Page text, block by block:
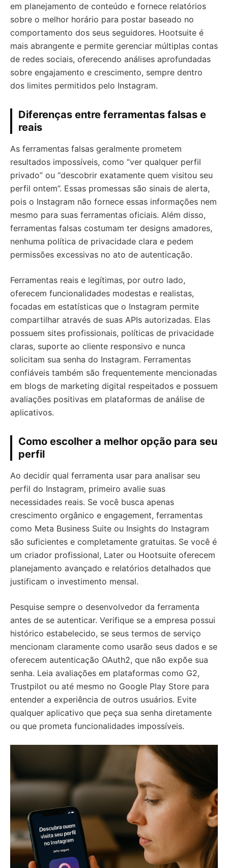
em planejamento de conteúdo e fornece relatórios
sobre o melhor horário para postar baseado no
comportamento dos seus seguidores. Hootsuite é
mais abrangente e permite gerenciar múltiplas contas
de redes sociais, oferecendo análises aprofundadas
sobre engajamento e crescimento, sempre dentro
dos limites permitidos pelo Instagram.
Diferenças entre ferramentas falsas e
reais
As ferramentas falsas geralmente prometem
resultados impossíveis, como “ver qualquer perfil
privado” ou “descobrir exatamente quem visitou seu
perfil ontem”. Essas promessas são sinais de alerta,
pois o Instagram não fornece essas informações nem
mesmo para suas ferramentas oficiais. Além disso,
ferramentas falsas costumam ter designs amadores,
nenhuma política de privacidade clara e pedem
permissões excessivas no ato de autenticação.
Ferramentas reais e legítimas, por outro lado,
oferecem funcionalidades modestas e realistas,
focadas em estatísticas que o Instagram permite
compartilhar através de suas APIs autorizadas. Elas
possuem sites profissionais, políticas de privacidade
claras, suporte ao cliente responsivo e nunca
solicitam sua senha do Instagram. Ferramentas
confiáveis também são frequentemente mencionadas
em blogs de marketing digital respeitados e possuem
avaliações positivas em plataformas de análise de
aplicativos.
Como escolher a melhor opção para seu
perfil
Ao decidir qual ferramenta usar para analisar seu
perfil do Instagram, primeiro avalie suas
necessidades reais. Se você busca apenas
crescimento orgânico e engagement, ferramentas
como Meta Business Suite ou Insights do Instagram
são suficientes e completamente gratuitas. Se você é
um criador profissional, Later ou Hootsuite oferecem
planejamento avançado e relatórios detalhados que
justificam o investimento mensal.
Pesquise sempre o desenvolvedor da ferramenta
antes de se autenticar. Verifique se a empresa possui
histórico estabelecido, se seus termos de serviço
mencionam claramente como usarão seus dados e se
oferecem autenticação OAuth2, que não expõe sua
senha. Leia avaliações em plataformas como G2,
Trustpilot ou até mesmo no Google Play Store para
entender a experiência de outros usuários. Evite
qualquer aplicativo que peça sua senha diretamente
ou que prometa funcionalidades impossíveis.